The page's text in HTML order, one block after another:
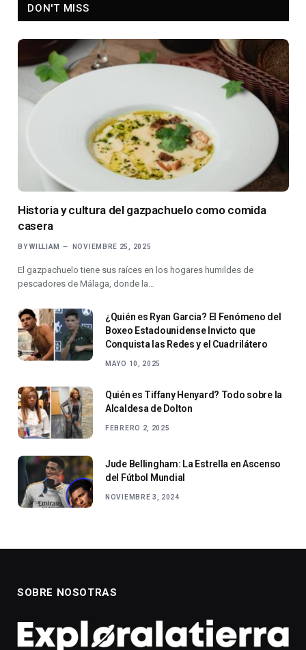
DON'T MISS
Historia y cultura del gazpachuelo como comida
casera
BY WILLIAM NOVIEMBRE 25, 2025
El gazpachuelo tiene sus raíces en los hogares humildes de
pescadores de Málaga, donde la…
¿Quién es Ryan Garcia? El Fenómeno del
Boxeo Estadounidense Invicto que
Conquista las Redes y el Cuadrilátero
MAYO 10, 2025
Quién es Tiffany Henyard? Todo sobre la
Alcaldesa de Dolton
FEBRERO 2, 2025
Jude Bellingham: La Estrella en Ascenso
del Fútbol Mundial
NOVIEMBRE 3, 2024
SOBRE NOSOTRAS